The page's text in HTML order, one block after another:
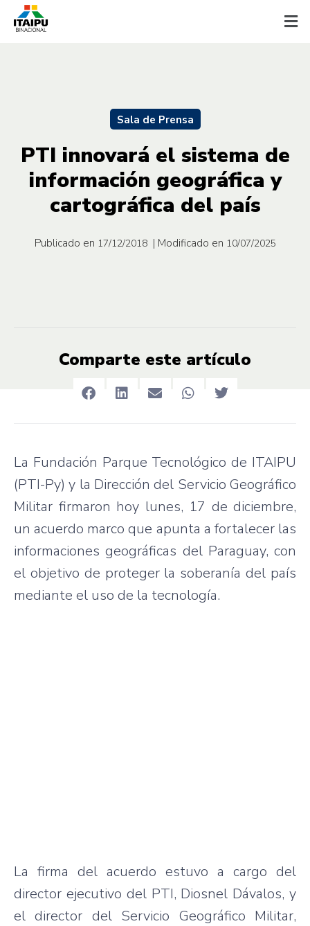
Sala de Prensa
PTI innovará el sistema de
información geográfica y
cartográfica del país
Publicado en 17/12/2018 | Modificado en 10/07/2025
Comparte este artículo
La Fundación Parque Tecnológico de ITAIPU
(PTI-Py) y la Dirección del Servicio Geográfico
Militar firmaron hoy lunes, 17 de diciembre,
un acuerdo marco que apunta a fortalecer las
informaciones geográficas del Paraguay, con
el objetivo de proteger la soberanía del país
mediante el uso de la tecnología.
La firma del acuerdo estuvo a cargo del
director ejecutivo del PTI, Diosnel Dávalos, y
el director del Servicio Geográfico Militar,